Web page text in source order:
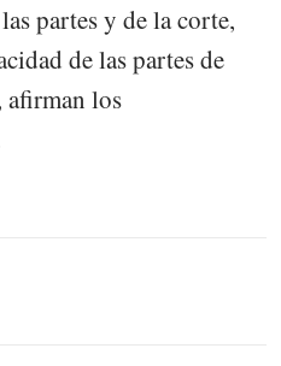
partes y de la corte,
de las partes de
afirman los